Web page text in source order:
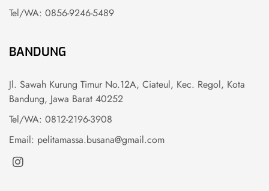
Tel/WA: 0856-9246-5489
BANDUNG
Jl. Sawah Kurung Timur No.12A, Ciateul, Kec. Regol, Kota
Bandung, Jawa Barat 40252
Tel/WA: 0812-2196-3908
Email: pelitamassa.busana@gmail.com